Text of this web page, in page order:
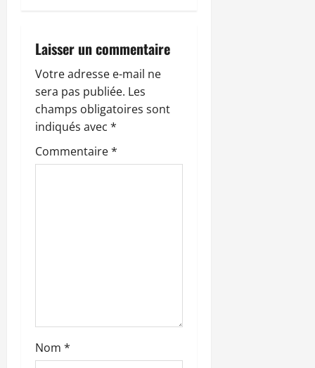
o
n
d
’
a
e
Laisser un commentaire
Votre adresse e-mail ne
sera pas publiée. Les
champs obligatoires sont
indiqués avec *
Commentaire*
Nom *